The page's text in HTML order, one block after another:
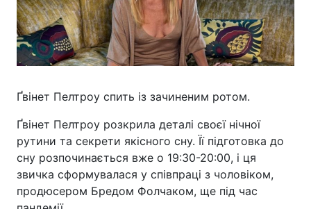
Ґвінет Пелтроу спить із зачиненим ротом.
Ґвінет Пелтроу розкрила деталі своєї нічної
рутини та секрети якісного сну. Її підготовка до
сну розпочинається вже о 19:30-20:00, і ця
звичка сформувалася у співпраці з чоловіком,
продюсером Бредом Фолчаком, ще під час